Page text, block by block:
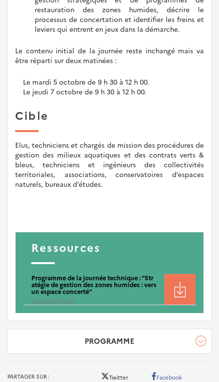
restauration des zones humides, décrire le
processus de concertation et identifier les freins et
leviers qui entrent en jeux dans la démarche.
Le contenu initial de la journée reste inchangé mais va
être réparti sur deux matinées :
Le mardi 5 octobre de 9 h 30 à 12 h 00.
Le jeudi 7 octobre de 9 h 30 à 12 h 00.
Cible
Elus, techniciens et chargés de mission des procédures de
gestion des milieux aquatiques et des contrats verts &
bleus, techniciens et ingénieurs des collectivités
territoriales, associations, conservatoires d’espaces
naturels, bureaux d’études.
Ressources
Programme de la journée technique : "Str
atégie de gestion des zones humides : vers
un espace concerté"
DOCUMENT PDF
PROGRAMME
PARTAGER SUR Twitter Facebook